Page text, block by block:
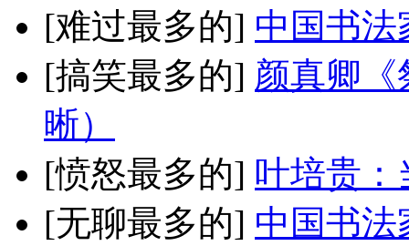
[难过最多的] 中国书法
[搞笑最多的] 颜真卿《
晰）
[愤怒最多的] 叶培贵：
[无聊最多的] 中国书法